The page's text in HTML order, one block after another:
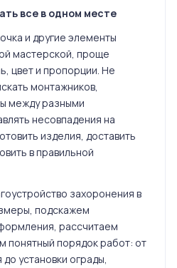
все в одном месте
и другие элементы
мастерской, проще
цвет и пропорции. Не
монтажников,
между разными
несовпадения на
изделия, доставить
в правильной
захоронения в
подскажем
рассчитаем
понятный порядок работ: от
установки ограды,